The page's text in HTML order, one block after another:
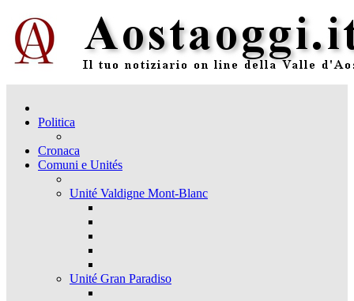
Politica
Cronaca
Comuni e Unités
Unité Valdigne Mont-Blanc
Unité Gran Paradiso